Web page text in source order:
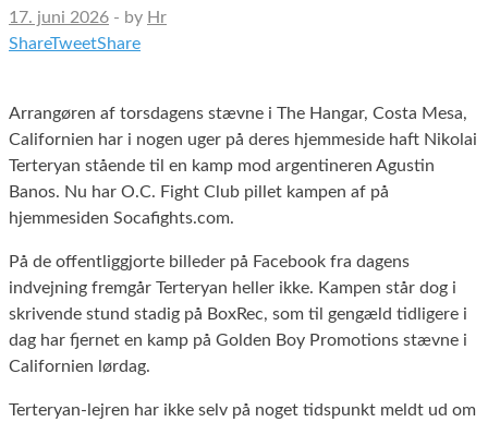
17. juni 2026 - by Hr
ShareTweetShare
Arrangøren af torsdagens stævne i The Hangar, Costa Mesa,
Californien har i nogen uger på deres hjemmeside haft Nikolai
Terteryan stående til en kamp mod argentineren Agustin
Banos. Nu har O.C. Fight Club pillet kampen af på
hjemmesiden Socafights.com.
På de offentliggjorte billeder på Facebook fra dagens
indvejning fremgår Terteryan heller ikke. Kampen står dog i
skrivende stund stadig på BoxRec, som til gengæld tidligere i
dag har fjernet en kamp på Golden Boy Promotions stævne i
Californien lørdag.
Terteryan-lejren har ikke selv på noget tidspunkt meldt ud om